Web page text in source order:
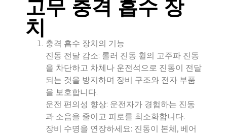
고무 충격 흡수 장
치
충격 흡수 장치의 기능
진동 전달 감소: 롤러 진동 휠의 고주파 진동
을 차단하고 차체나 운전석으로 진동이 전달
되는 것을 방지하며 장비 구조와 전자 부품
을 보호합니다.
운전 편의성 향상: 운전자가 경험하는 진동
과 소음을 줄이고 피로를 최소화합니다.
장비 수명을 연장하세요: 진동이 본체, 베어